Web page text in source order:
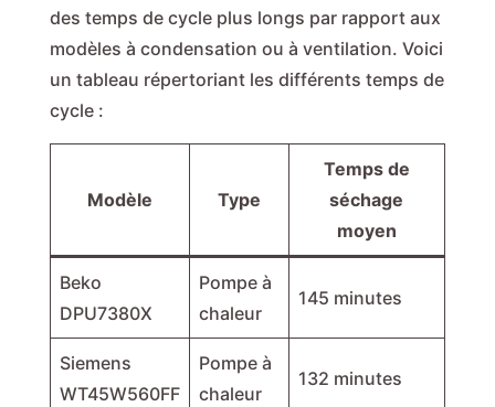
des temps de cycle plus longs par rapport aux
modèles à condensation ou à ventilation. Voici
un tableau répertoriant les différents temps de
cycle :
Modèle Type
Temps de
séchage
moyen
Beko
DPU7380X
Pompe à
chaleur
145 minutes
Siemens
WT45W560FF
Pompe à
chaleur
132 minutes